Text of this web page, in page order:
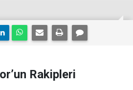
Rakipleri